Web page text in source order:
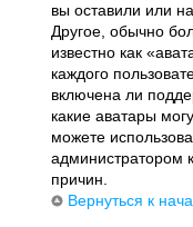
вы оставили или
Другое, обычно
известно как
каждого
включена ли
какие аватары
можете
администратором
причин.
Вернуться к